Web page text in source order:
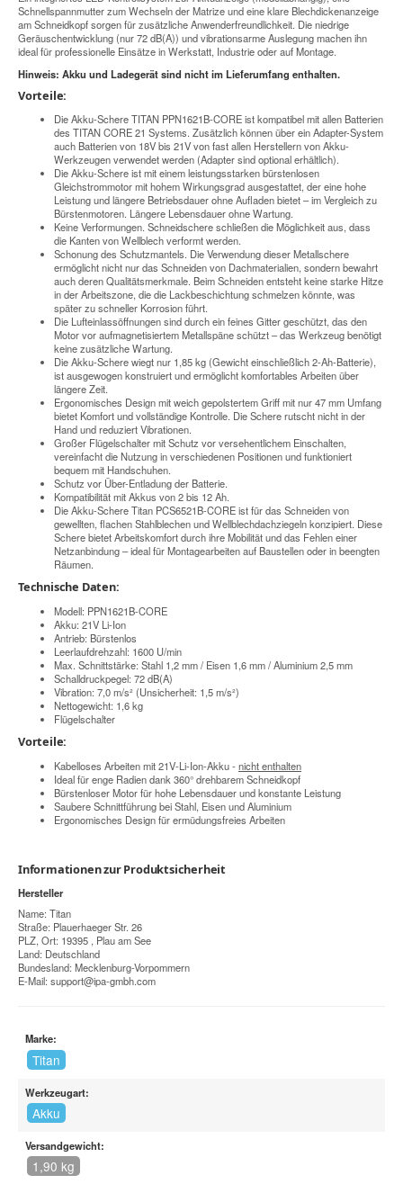
Schnellspannmutter zum Wechseln der Matrize und eine klare Blechdickenanzeige
am Schneidkopf sorgen für zusätzliche Anwenderfreundlichkeit. Die niedrige
Geräuschentwicklung (nur 72 dB(A)) und vibrationsarme Auslegung machen ihn
ideal für professionelle Einsätze in Werkstatt, Industrie oder auf Montage.
Hinweis: Akku und Ladegerät sind nicht im Lieferumfang enthalten.
Vorteile:
Die Akku-Schere TITAN PPN1621B-CORE ist kompatibel mit allen Batterien
des TITAN CORE 21 Systems. Zusätzlich können über ein Adapter-System
auch Batterien von 18V bis 21V von fast allen Herstellern von Akku-
Werkzeugen verwendet werden (Adapter sind optional erhältlich).
Die Akku-Schere ist mit einem leistungsstarken bürstenlosen
Gleichstrommotor mit hohem Wirkungsgrad ausgestattet, der eine hohe
Leistung und längere Betriebsdauer ohne Aufladen bietet – im Vergleich zu
Bürstenmotoren. Längere Lebensdauer ohne Wartung.
Keine Verformungen. Schneidschere schließen die Möglichkeit aus, dass
die Kanten von Wellblech verformt werden.
Schonung des Schutzmantels. Die Verwendung dieser Metallschere
ermöglicht nicht nur das Schneiden von Dachmaterialien, sondern bewahrt
auch deren Qualitätsmerkmale. Beim Schneiden entsteht keine starke Hitze
in der Arbeitszone, die die Lackbeschichtung schmelzen könnte, was
später zu schneller Korrosion führt.
Die Lufteinlassöffnungen sind durch ein feines Gitter geschützt, das den
Motor vor aufmagnetisiertem Metallspäne schützt – das Werkzeug benötigt
keine zusätzliche Wartung.
Die Akku-Schere wiegt nur 1,85 kg (Gewicht einschließlich 2-Ah-Batterie),
ist ausgewogen konstruiert und ermöglicht komfortables Arbeiten über
längere Zeit.
Ergonomisches Design mit weich gepolstertem Griff mit nur 47 mm Umfang
bietet Komfort und vollständige Kontrolle. Die Schere rutscht nicht in der
Hand und reduziert Vibrationen.
Großer Flügelschalter mit Schutz vor versehentlichem Einschalten,
vereinfacht die Nutzung in verschiedenen Positionen und funktioniert
bequem mit Handschuhen.
Schutz vor Über-Entladung der Batterie.
Kompatibilität mit Akkus von 2 bis 12 Ah.
Die Akku-Schere Titan PCS6521B-CORE ist für das Schneiden von
gewellten, flachen Stahlblechen und Wellblechdachziegeln konzipiert. Diese
Schere bietet Arbeitskomfort durch ihre Mobilität und das Fehlen einer
Netzanbindung – ideal für Montagearbeiten auf Baustellen oder in beengten
Räumen.
Technische Daten:
Modell: PPN1621B-CORE
Akku: 21V Li-Ion
Antrieb: Bürstenlos
Leerlaufdrehzahl: 1600 U/min
Max. Schnittstärke: Stahl 1,2 mm / Eisen 1,6 mm / Aluminium 2,5 mm
Schalldruckpegel: 72 dB(A)
Vibration: 7,0 m/s² (Unsicherheit: 1,5 m/s²)
Nettogewicht: 1,6 kg
Flügelschalter
Vorteile:
Kabelloses Arbeiten mit 21V-Li-Ion-Akku -nicht enthalten
Ideal für enge Radien dank 360° drehbarem Schneidkopf
Bürstenloser Motor für hohe Lebensdauer und konstante Leistung
Saubere Schnittführung bei Stahl, Eisen und Aluminium
Ergonomisches Design für ermüdungsfreies Arbeiten
Informationen zur Produktsicherheit
Hersteller
Name: Titan
Straße: Plauerhaeger Str. 26
PLZ, Ort: 19395 , Plau am See
Land: Deutschland
Bundesland: Mecklenburg-Vorpommern
E-Mail: support@ipa-gmbh.com
Marke:
Titan
Werkzeugart:
Akku
Versandgewicht:
1,90 kg